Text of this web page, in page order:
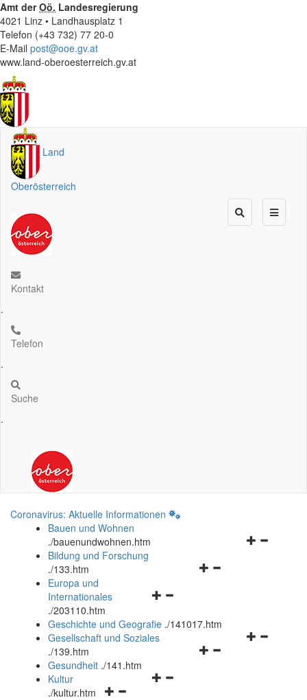
Amt derOö. Landesregierung
4021 Linz • Landhausplatz 1
Telefon (+43 732) 77 20-0
E-Mail post@ooe.gv.at
www.land-oberoesterreich.gv.at
Land
Oberösterreich
Kontakt
.
Telefon
.
Suche
.
Coronavirus: Aktuelle Informationen
Bauen und Wohnen
./bauenundwohnen.htm
Navigationsmenü
Bildung und Forschung
./133.htm
Navigationsmenü
und
schließen
Europa und
Internationales
./203110.htm
Geschichte und Geografie ./141017.htm
Navigationsmenü
Gesellschaft und Soziales
./139.htm
Navigationsmenü
Gesundheit ./141.htm
Navigationsmenü
Kultur
./kultur.htm